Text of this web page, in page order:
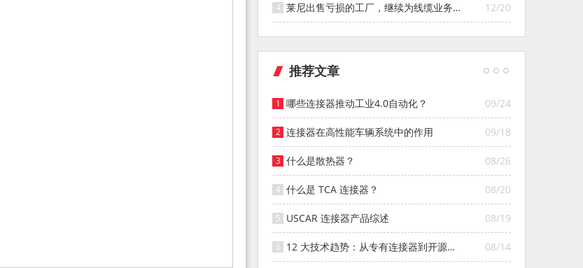
12/20
莱尼出售亏损的工厂，继续为线缆业务
寻找投资者
推荐文章
09/24
哪些连接器推动工业4.0自动化？
09/18
连接器在高性能车辆系统中的作用
08/26
什么是散热器？
08/20
什么是 TCA 连接器？
08/19
USCAR 连接器产品综述
08/14
12 大技术趋势：从专有连接器到开源连
接器的演变